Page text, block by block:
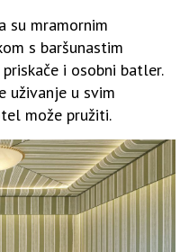
su mramornim
s baršunastim
i osobni batler.
uživanje u svim
može pružiti.